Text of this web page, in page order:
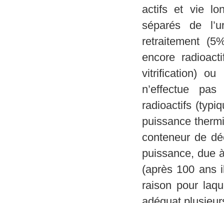
actifs et vie
séparés de
retraitement
encore
vitrification)
n’effectue
radioactifs
puissance
conteneur de
puissance, due
(après 100 ans
raison pour